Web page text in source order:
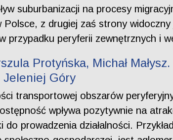
suburbanizacji na procesy
z drugiej zaś strony widoczny
przypadku peryferii zewnętrznych i
Protyńska, Michał
Jeleniej Góry
transportowej obszarów
wpływa pozytywnie na
prowadzenia działalności.